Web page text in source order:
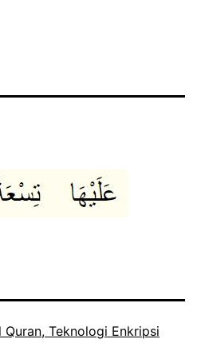
Quran, Teknologi Enkripsi